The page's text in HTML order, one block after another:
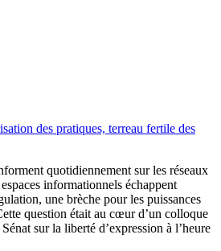
des pratiques, terreau fertile des
quotidiennement sur les réseaux
informationnels échappent
une brèche pour les puissances
question était au cœur d’un colloque
sur la liberté d’expression à l’heure